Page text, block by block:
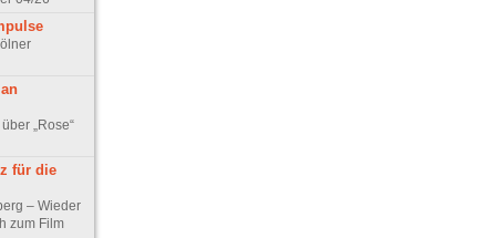
„Rose“
für die
– Wieder
zum Film